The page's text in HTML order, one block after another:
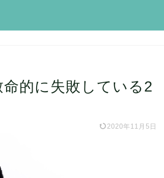
的に失敗している2
2020年11月5日